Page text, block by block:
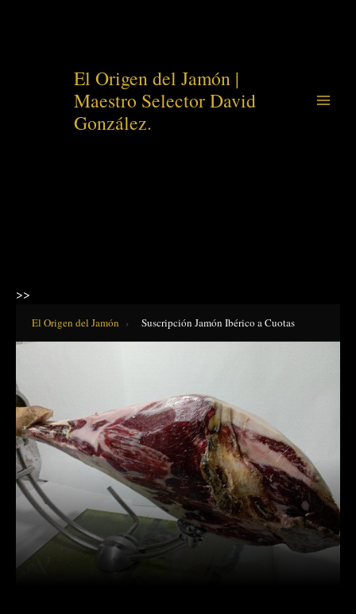
El Origen del Jamón |
Maestro Selector David
González.
>>
El Origen del Jamón › Suscripción Jamón Ibérico a Cuotas